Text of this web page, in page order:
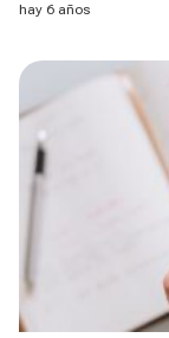
hay 6 años